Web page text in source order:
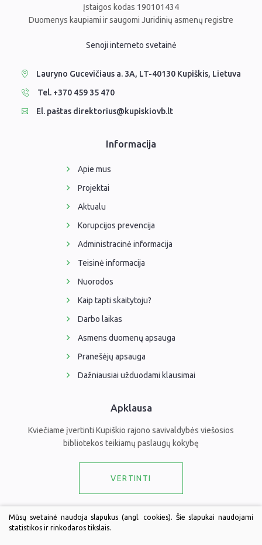
Įstaigos kodas 190101434
Duomenys kaupiami ir saugomi Juridinių asmenų registre
Senoji interneto svetainė
Lauryno Gucevičiaus a. 3A, LT-40130 Kupiškis, Lietuva
Tel. +370 459 35 470
El. paštas direktorius@kupiskiovb.lt
Informacija
Apie mus
Projektai
Aktualu
Korupcijos prevencija
Administracinė informacija
Teisinė informacija
Nuorodos
Kaip tapti skaitytoju?
Darbo laikas
Asmens duomenų apsauga
Pranešėjų apsauga
Dažniausiai užduodami klausimai
Apklausa
Kviečiame įvertinti Kupiškio rajono savivaldybės viešosios
bibliotekos teikiamų paslaugų kokybę
VERTINTI
Draugaukime
Mūsų svetainė naudoja slapukus (angl. cookies). Šie slapukai naudojami
statistikos ir rinkodaros tikslais.